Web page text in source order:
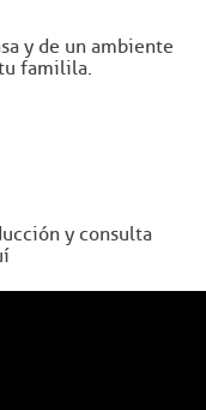
y de un ambiente
familila.
y consulta